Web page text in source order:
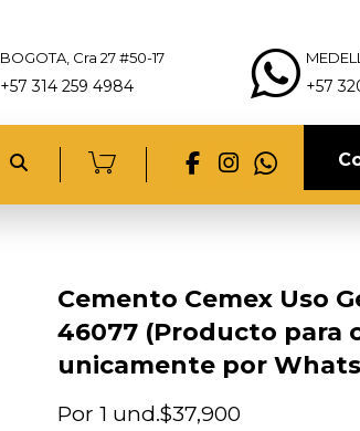
+57
BOGOTA, Cra 27 #50-17
+57 314 259 4984
Cemento Cemex Uso
46077 (Producto para
unicamente por
$37,900
Por 1 und.